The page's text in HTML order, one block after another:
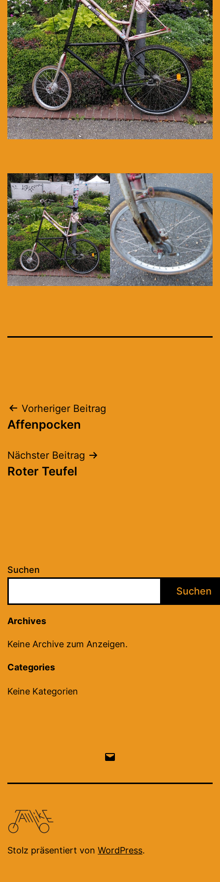
Beitragsnavigation
Vorheriger Beitrag
Affenpocken
Nächster Beitrag
Roter Teufel
Suchen
Suchen
Archives
Keine Archive zum Anzeigen.
Categories
Keine Kategorien
Stolz präsentiert von WordPress.